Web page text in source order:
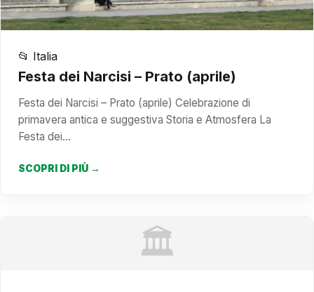
📂 Italia
Festa dei Narcisi – Prato (aprile)
Festa dei Narcisi – Prato (aprile) Celebrazione di
primavera antica e suggestiva Storia e Atmosfera La
Festa dei…
SCOPRI DI PIÙ →
🏛️